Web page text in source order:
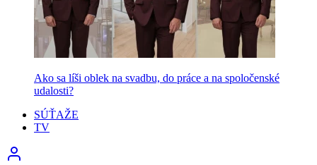
Ako sa líši oblek na svadbu, do práce a na spoločenské
udalosti?
SÚŤAŽE
TV